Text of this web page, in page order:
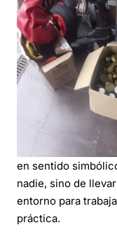
en sentido
nadie, sino de
entorno para
práctica.